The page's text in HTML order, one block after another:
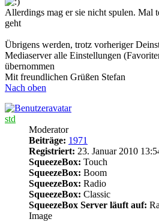
Allerdings mag er sie nicht spulen. Mal
geht
Übrigens werden, trotz vorheriger
Mediaserver alle Einstellungen
übernommen
Mit freundlichen Grüßen Stefan
Nach oben
std
Moderator
Beiträge: 1971
Registriert: 23. Januar 2010
SqueezeBox: Touch
SqueezeBox: Boom
SqueezeBox: Radio
SqueezeBox: Classic
SqueezeBox Server läuft auf:
Image